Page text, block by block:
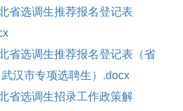
省选调生推荐报名登记表
省选调生推荐报名登记表（省
汉市专项选聘生）.docx
省选调生招录工作政策解